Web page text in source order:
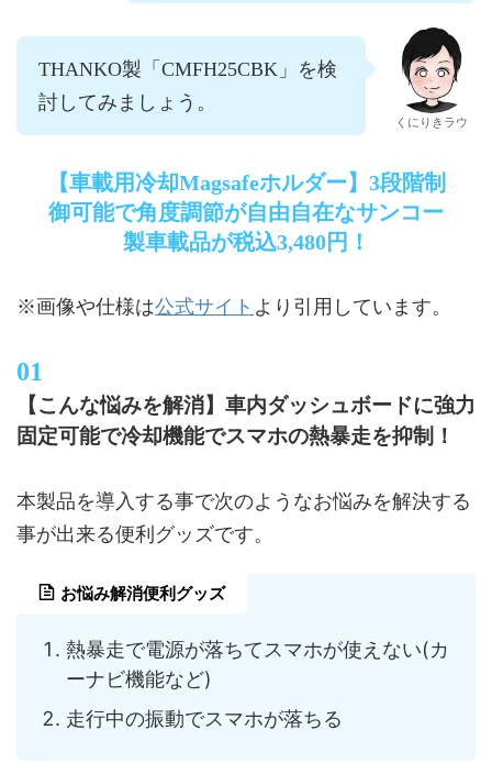
THANKO製「CMFH25CBK」を検
討してみましょう。
くにりきラウ
【車載用冷却Magsafeホルダー】3段階制
御可能で角度調節が自由自在なサンコー
製車載品が税込3,480円！
※画像や仕様は公式サイト より引用しています。
【こんな悩みを解消】車内ダッシュボードに強力
固定可能で冷却機能でスマホの熱暴走を抑制！
本製品を導入する事で次のようなお悩みを解決する
事が出来る便利グッズです。
お悩み解消便利グッズ
熱暴走で電源が落ちてスマホが使えない(カ
ーナビ機能など)
走行中の振動でスマホが落ちる